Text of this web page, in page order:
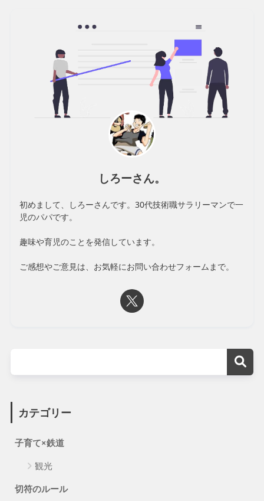
しろーさん。
初めまして、しろーさんです。30代技術職サラリーマンで一
児のパパです。
趣味や育児のことを発信しています。
ご感想やご意見は、お気軽にお問い合わせフォームまで。
カテゴリー
子育て×鉄道
観光
切符のルール